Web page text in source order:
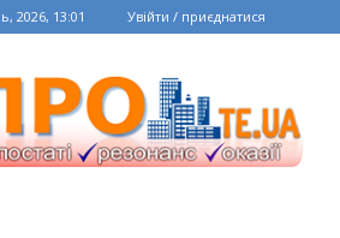
2026, 13:01 Увійти / приєднатися